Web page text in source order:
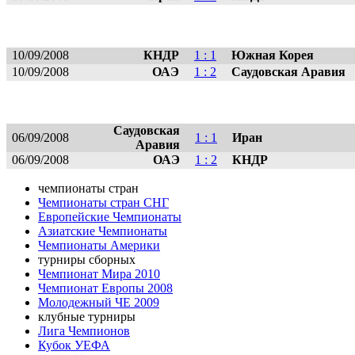
10/09/2008 КНДР 1 : 1
Южная Корея
10/09/2008
ОАЭ 1 : 2 Саудовская Аравия
06/09/2008
Саудовская
Аравия
1 : 1
Иран
06/09/2008
ОАЭ 1 : 2 КНДР
чемпионаты стран
Чемпионаты стран СНГ
Европейские Чемпионаты
Азиатские Чемпионаты
Чемпионаты Америки
турниры сборных
Чемпионат Мира 2010
Чемпионат Европы 2008
Молодежный ЧЕ 2009
клубные турниры
Лига Чемпионов
Кубок УЕФА